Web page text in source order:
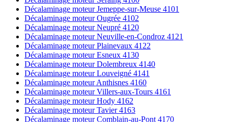
Décalaminage moteur Jemeppe-sur-Meuse 4101
Décalaminage moteur Ougrée 4102
Décalaminage moteur Neupré 4120
Décalaminage moteur Neuville-en-Condroz 4121
Décalaminage moteur Plainevaux 4122
Décalaminage moteur Esneux 4130
Décalaminage moteur Dolembreux 4140
Décalaminage moteur Louveigné 4141
Décalaminage moteur Anthisnes 4160
Décalaminage moteur Villers-aux-Tours 4161
Décalaminage moteur Hody 4162
Décalaminage moteur Tavier 4163
Décalaminage moteur Comblain-au-Pont 4170